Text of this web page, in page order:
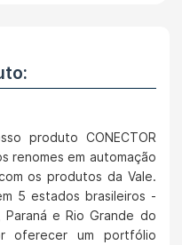
produto CONECTOR
renomes em automação
os produtos da Vale.
5 estados brasileiros -
Paraná e Rio Grande do
oferecer um portfólio